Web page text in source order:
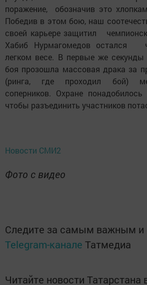
поражение, обозначив это
Победив в этом бою, наш
своей карьере защитил
Хабиб Нурмагомедов остался
легком весе. В первые же секунды
боя прозошла массовая драка за
(ринга, где проходил бой)
соперников. Охране
чтобы разъединить участников
Новости СМИ2
Фото с видео
Следите за самым важным и
Telegram-канале Татмедиа
Читайте новости Татарстана